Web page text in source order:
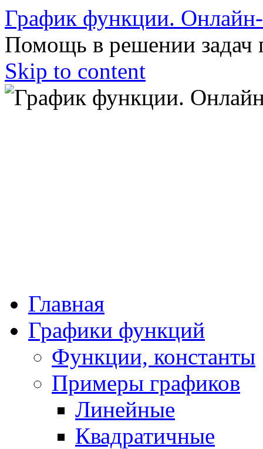
График функции.
Помощь в решении задач
Skip to content
Главная
Графики функций
Функции, константы
Примеры графиков
Линейные
Квадратичные